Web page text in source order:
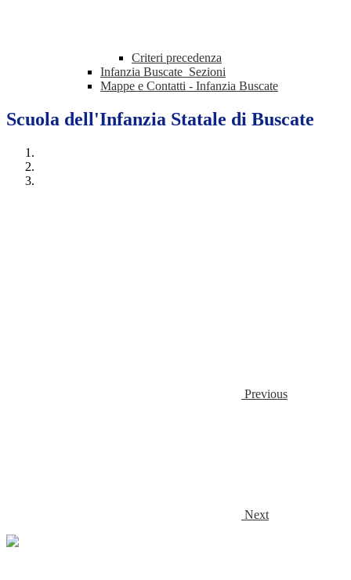
Criteri precedenza
Infanzia Buscate_Sezioni
Mappe e Contatti - Infanzia Buscate
Scuola dell'Infanzia Statale di Buscate
Previous
Next